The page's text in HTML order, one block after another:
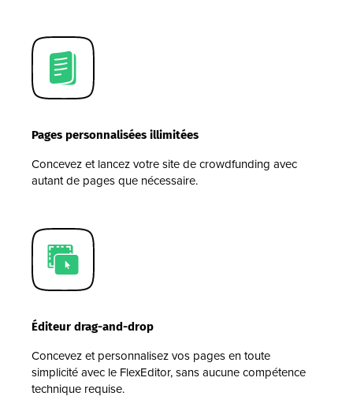
Pages personnalisées illimitées
Concevez et lancez votre site de crowdfunding avec
autant de pages que nécessaire.
Éditeur drag-and-drop
Concevez et personnalisez vos pages en toute
simplicité avec le FlexEditor, sans aucune compétence
technique requise.